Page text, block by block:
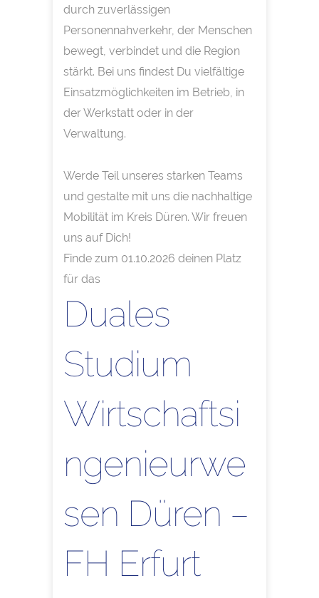
durch zuverlässigen
Personennahverkehr, der Menschen
bewegt, verbindet und die Region
stärkt. Bei uns findest Du vielfältige
Einsatzmöglichkeiten im Betrieb, in
der Werkstatt oder in der
Verwaltung.
Werde Teil unseres starken Teams
und gestalte mit uns die nachhaltige
Mobilität im Kreis Düren. Wir freuen
uns auf Dich!
Finde zum 01.10.2026 deinen Platz
für das
Duales
Studium
Wirtschaftsi
ngenieurwe
sen Düren –
FH Erfurt